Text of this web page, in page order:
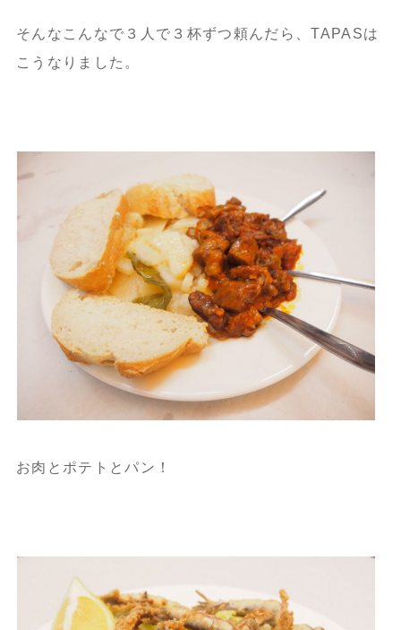
そんなこんなで３人で３杯ずつ頼んだら、TAPASは
こうなりました。
お肉とポテトとパン！